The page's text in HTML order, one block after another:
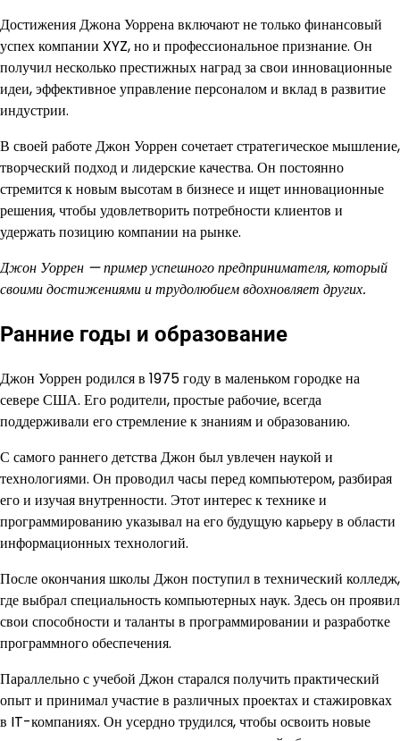
Достижения Джона Уоррена включают не только финансовый
успех компании XYZ, но и профессиональное признание. Он
получил несколько престижных наград за свои инновационные
идеи, эффективное управление персоналом и вклад в развитие
индустрии.
В своей работе Джон Уоррен сочетает стратегическое мышление,
творческий подход и лидерские качества. Он постоянно
стремится к новым высотам в бизнесе и ищет инновационные
решения, чтобы удовлетворить потребности клиентов и
удержать позицию компании на рынке.
Джон Уоррен — пример успешного предпринимателя, который
своими достижениями и трудолюбием вдохновляет других.
Ранние годы и образование
Джон Уоррен родился в 1975 году в маленьком городке на
севере США. Его родители, простые рабочие, всегда
поддерживали его стремление к знаниям и образованию.
С самого раннего детства Джон был увлечен наукой и
технологиями. Он проводил часы перед компьютером, разбирая
его и изучая внутренности. Этот интерес к технике и
программированию указывал на его будущую карьеру в области
информационных технологий.
После окончания школы Джон поступил в технический колледж,
где выбрал специальность компьютерных наук. Здесь он проявил
свои способности и таланты в программировании и разработке
программного обеспечения.
Параллельно с учебой Джон старался получить практический
опыт и принимал участие в различных проектах и стажировках
в IT-компаниях. Он усердно трудился, чтобы освоить новые